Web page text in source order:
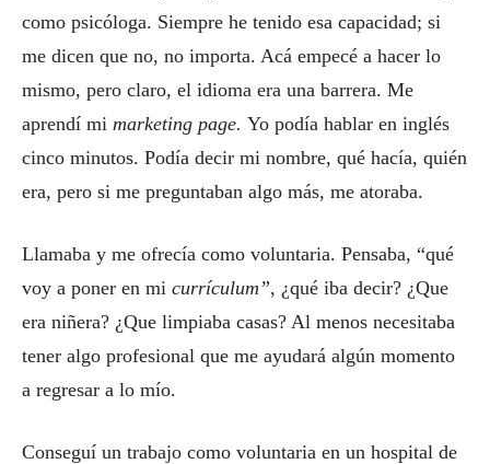
como psicóloga. Siempre he tenido esa capacidad; si
me dicen que no, no importa. Acá empecé a hacer lo
mismo, pero claro, el idioma era una barrera. Me
aprendí mi marketing page. Yo podía hablar en inglés
cinco minutos. Podía decir mi nombre, qué hacía, quién
era, pero si me preguntaban algo más, me atoraba.
Llamaba y me ofrecía como voluntaria. Pensaba, “qué
voy a poner en mi currículum”, ¿qué iba decir? ¿Que
era niñera? ¿Que limpiaba casas? Al menos necesitaba
tener algo profesional que me ayudará algún momento
a regresar a lo mío.
Conseguí un trabajo como voluntaria en un hospital de